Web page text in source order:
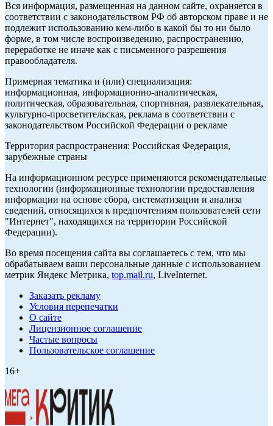
Вся информация, размещенная на данном сайте, охраняется в
соответствии с законодательством РФ об авторском праве и не
подлежит использованию кем-либо в какой бы то ни было
форме, в том числе воспроизведению, распространению,
переработке не иначе как с письменного разрешения
правообладателя.
Примерная тематика и (или) специализация:
информационная, информационно-аналитическая,
политическая, образовательная, спортивная, развлекательная,
культурно-просветительская, реклама в соответствии с
законодательством Российской Федерации о рекламе
Территория распространения: Российская Федерация,
зарубежные страны
На информационном ресурсе применяются рекомендательные
технологии (информационные технологии предоставления
информации на основе сбора, систематизации и анализа
сведений, относящихся к предпочтениям пользователей сети
"Интернет", находящихся на территории Российской
Федерации).
Во время посещения сайта вы соглашаетесь с тем, что мы
обрабатываем ваши персональные данные с использованием
метрик Яндекс Метрика, top.mail.ru, LiveInternet.
Заказать рекламу
Условия перепечатки
О сайте
Лицензионное соглашение
Частые вопросы
Пользовательское соглашение
16+